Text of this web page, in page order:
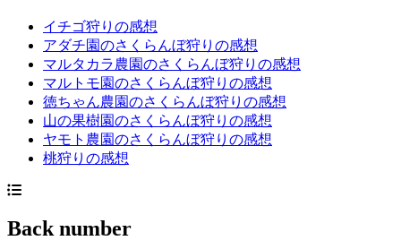
イチゴ狩りの感想
アダチ園のさくらんぼ狩りの感想
マルタカラ農園のさくらんぼ狩りの感想
マルトモ園のさくらんぼ狩りの感想
徳ちゃん農園のさくらんぼ狩りの感想
山の果樹園のさくらんぼ狩りの感想
ヤモト農園のさくらんぼ狩りの感想
桃狩りの感想
Back number